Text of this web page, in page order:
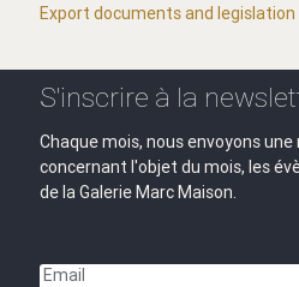
Export documents and legislation
S'inscrire à la
Chaque mois, nous envoyons
concernant l'objet du mois, les
de la Galerie Marc Maison.
Email